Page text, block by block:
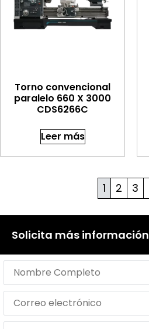
Torno convencional
paralelo 660 X 3000
CDS6266C
Leer más
1 2 3
Solicita más información